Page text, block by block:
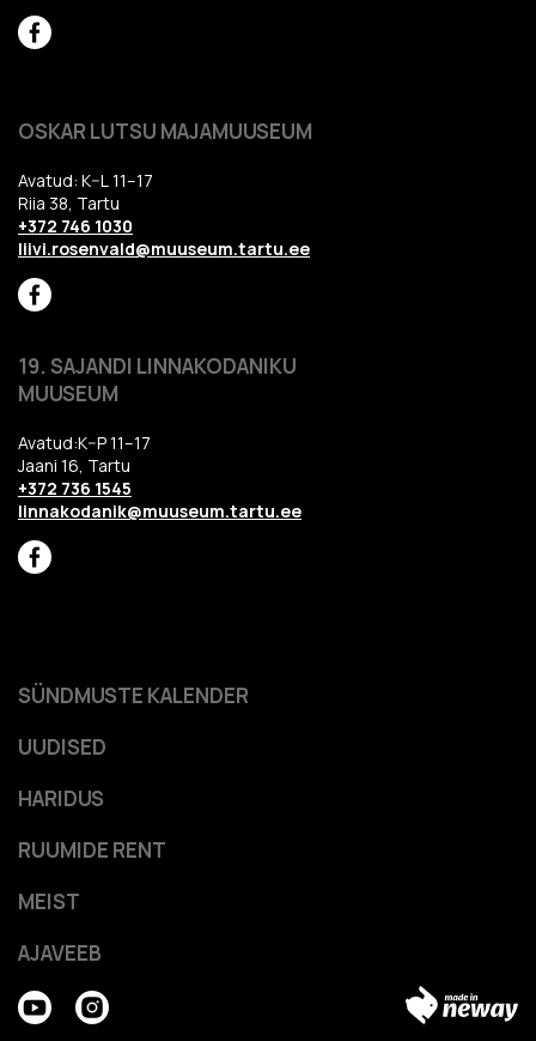
OSKAR LUTSU MAJAMUUSEUM
Avatud: K–L 11–17
Riia 38, Tartu
+372 746 1030
liivi.rosenvald@muuseum.tartu.ee
19. SAJANDI LINNAKODANIKU
MUUSEUM
Avatud:K–P 11–17
Jaani 16, Tartu
+372 736 1545
linnakodanik@muuseum.tartu.ee
HARIDUS
RUUMIDE RENT
MEIST
AJAVEEB
SÜNDMUSTE KALENDER
UUDISED